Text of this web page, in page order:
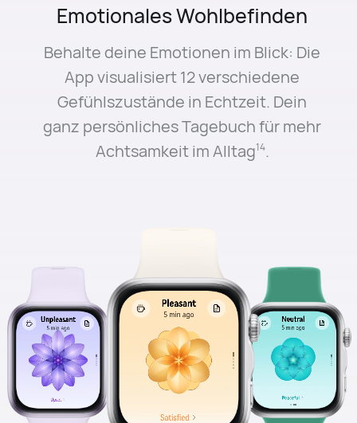
Emotionales Wohlbefinden
Behalte deine Emotionen im Blick: Die
App visualisiert 12 verschiedene
Gefühlszustände in Echtzeit. Dein
ganz persönliches Tagebuch für mehr
Achtsamkeit im Alltag⁠14.
1
Trainingsdauer